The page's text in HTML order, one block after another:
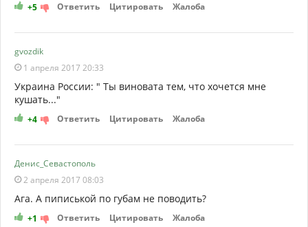
+5 Ответить Цитировать Жалоба
gvozdik
1 апреля 2017 20:33
Украина России: " Ты виновата тем, что хочется мне
кушать..."
+4 Ответить Цитировать Жалоба
Денис_Севастополь
2 апреля 2017 08:03
Ага. А пиписькой по губам не поводить?
+1 Ответить Цитировать Жалоба